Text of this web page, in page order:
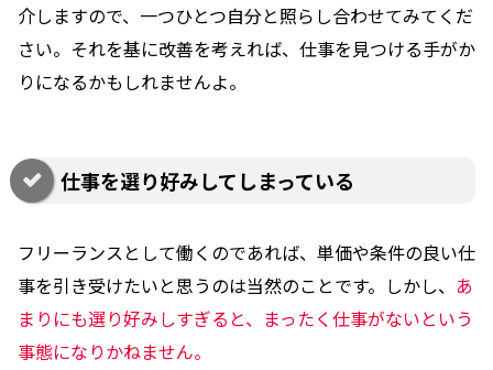
介しますので、一つひとつ自分と照らし合わせてみてくだ
さい。それを基に改善を考えれば、仕事を見つける手がか
りになるかもしれませんよ。
仕事を選り好みしてしまっている
フリーランスとして働くのであれば、単価や条件の良い仕
事を引き受けたいと思うのは当然のことです。しかし、 あ
まりにも選り好みしすぎると、まったく仕事がないという
事態になりかねません。